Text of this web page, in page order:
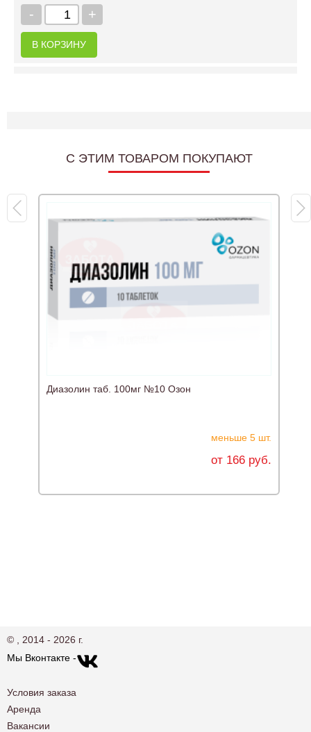
+
-
В КОРЗИНУ
C ЭТИМ ТОВАРОМ ПОКУПАЮТ
Диазолин таб. 100мг №10 Озон
меньше 5 шт.
от 166 руб.
© , 2014 - 2026 г.
Мы Вконтакте -
Условия заказа
Аренда
Вакансии